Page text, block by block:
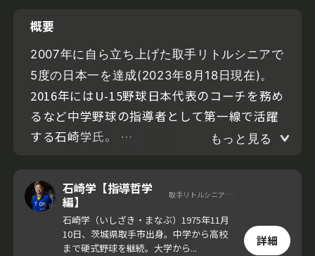
概要
2007年に自ら立ち上げた取手リトルシニアで
5度の日本一を達成(2023年8月18日現在)。
2016年にはU-15野球日本代表のコーチを務め
るなど中学野球の指導者として第一線で活躍
する石崎学氏。
今回の動画では石崎氏が、取手リトルシニア
を立ち上げるまでに至った経緯とチームの指
導方針を紹介。高校野球や大学・社会人野
球、そしてプロ野球の世界を目指すために、
もっと見る
石崎学【指導哲学
編】
取手リトルシニア 監督
石崎学（いしざき・まなぶ）1975年11月
10日、茨城県取手市出身。中学から高校
まで硬式野球を継続。大学から...
詳細